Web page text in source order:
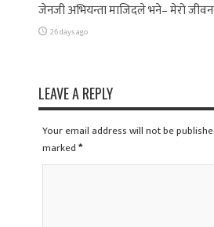
जेनजी अभियन्ता माजिदले भने– मेरो
26 days ago
LEAVE A REPLY
Your email address will not be
marked*